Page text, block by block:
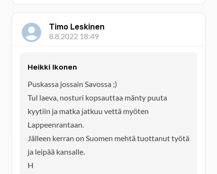
Timo Leskinen
8.8.2022 18:49
Heikki Ikonen
Puskassa jossain Savossa ;)
Tul laeva, nosturi kopsauttaa mänty puuta
kyytiin ja matka jatkuu vettä myöten
Lappeenrantaan.
Jälleen kerran on Suomen mehtä tuottanut työtä
ja leipää kansalle.
H